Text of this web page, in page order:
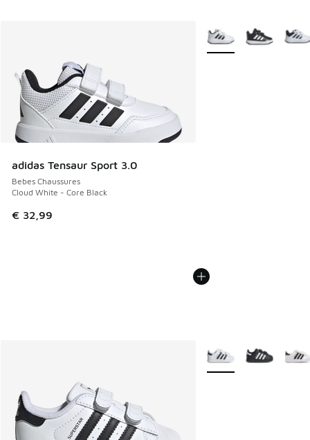
adidas Tensaur Sport 3.0
Bebes Chaussures
Cloud White - Core Black
€ 32,99
Plus de couleurs
Plus de couleurs